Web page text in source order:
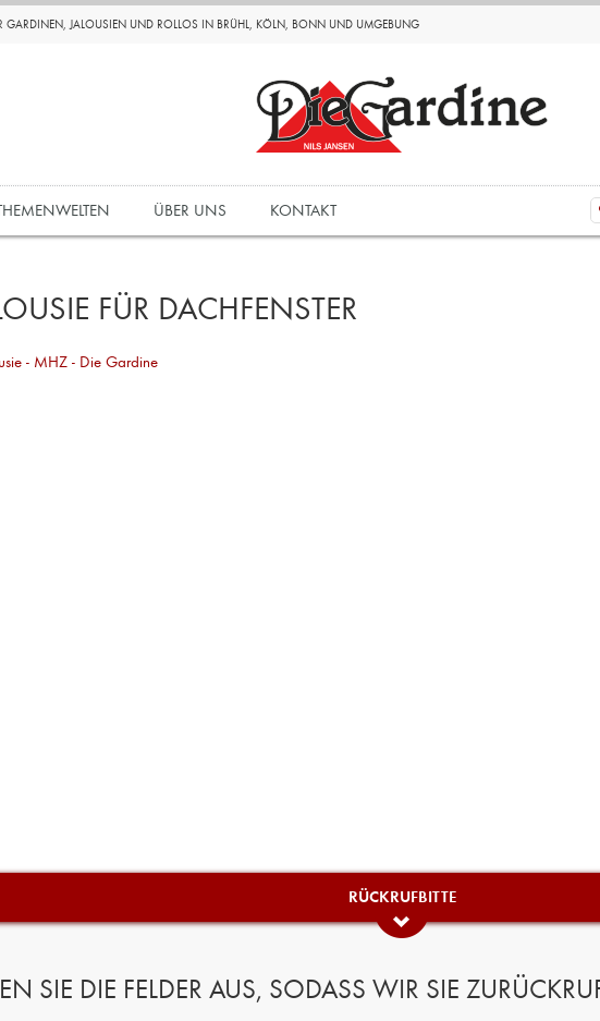
GARDINEN, JALOUSIEN UND ROLLOS IN BRÜHL, KÖLN, BONN UND UMGEBUNG
ÜBER UNS KONTAKT
FÜR DACHFENSTER
RÜCKRUFBITTE
SIE DIE FELDER AUS, SODASS WIR SIE